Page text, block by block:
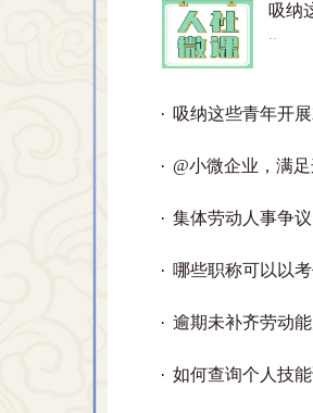
吸纳
..
吸纳这些青年开
@小微企业，满
集体劳动人事争
哪些职称可以以考
逾期未补齐劳动
如何查询个人技